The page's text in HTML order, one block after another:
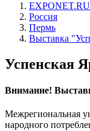
EXPONET.RU
Россия
Пермь
Выставка
Успенская
Внимание!
Межрегиональная
народного